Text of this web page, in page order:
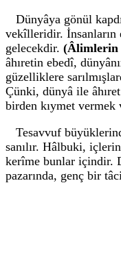
Dünyâya gönül
vekîlleridir. İnsanların
gelecekdir. (Âlimlerin
âhıretin ebedî,
güzelliklere
Çünki, dünyâ ile
birden kıymet
Tesavvuf
sanılır. Hâlbuki,
kerîme bunlar içindir.
pazarında, genç bir